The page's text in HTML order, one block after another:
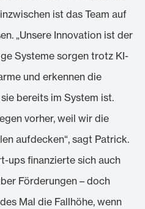
ist das Team auf
„Unsere Innovation ist der
Systeme sorgen trotz KI-
und erkennen die
bereits im System ist.
vorher, weil wir die
aufdecken“, sagt Patrick.
ups finanzierte sich auch
Förderungen – doch
Mal die Fallhöhe, wenn